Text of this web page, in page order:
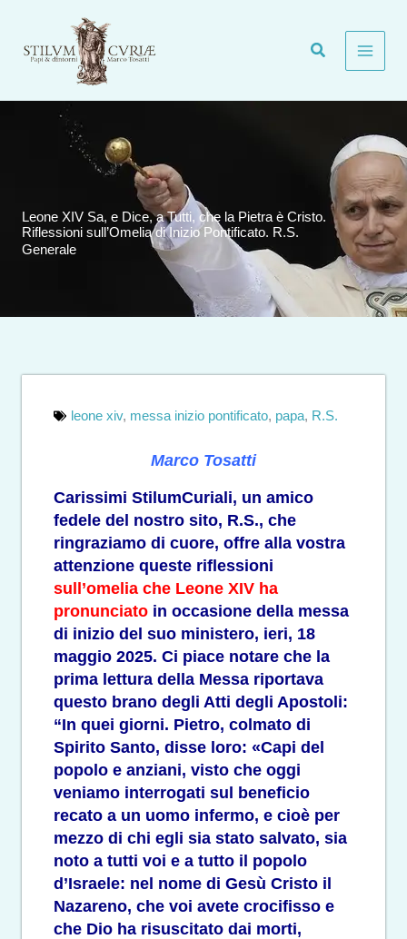
contenuto
Leone XIV Sa, e Dice, a Tutti, che la Pietra è Cristo.
Riflessioni sull’Omelia di Inizio Pontificato. R.S.
Generale
leone xiv, messa inizio pontificato, papa, R.S.
Marco Tosatti
Carissimi StilumCuriali, un amico
fedele del nostro sito, R.S., che
ringraziamo di cuore, offre alla vostra
attenzione queste riflessioni
sull’omelia che Leone XIV ha
pronunciato in occasione della messa
di inizio del suo ministero, ieri, 18
maggio 2025. Ci piace notare che la
prima lettura della Messa riportava
questo brano degli Atti degli Apostoli:
“In quei giorni. Pietro, colmato di
Spirito Santo, disse loro: «Capi del
popolo e anziani, visto che oggi
veniamo interrogati sul beneficio
recato a un uomo infermo, e cioè per
mezzo di chi egli sia stato salvato, sia
noto a tutti voi e a tutto il popolo
d’Israele: nel nome di Gesù Cristo il
Nazareno, che voi avete crocifisso e
che Dio ha risuscitato dai morti,